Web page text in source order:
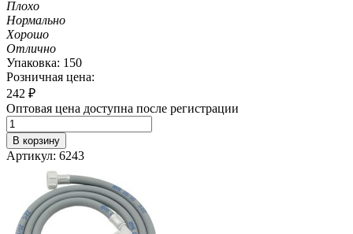
Плохо
Нормально
Хорошо
Отлично
Упаковка: 150
Розничная цена:
242 ₽
Оптовая цена доступна после регистрации
В корзину
Артикул: 6243